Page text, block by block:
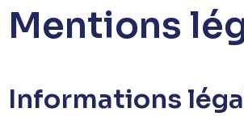
Mentions
Informations